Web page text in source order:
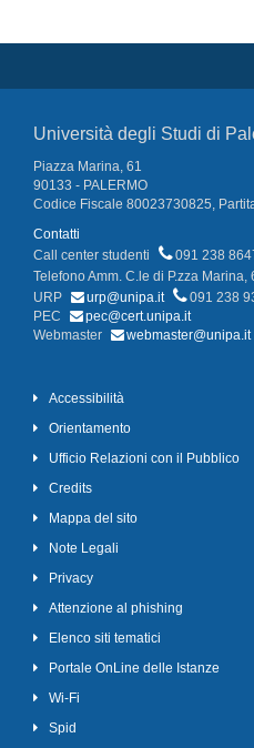
Università degli Studi di
Piazza Marina, 61
90133 - PALERMO
Codice Fiscale 80023730825,
Contatti
Call center studenti
091 238
Telefono Amm. C.le di P.zza Marina,
URP
urp@unipa.it
091 238
PEC
pec@cert.unipa.it
Webmaster
webmaster@unipa.it
Accessibilità
Orientamento
Ufficio Relazioni con il Pubblico
Credits
Mappa del sito
Note Legali
Privacy
Attenzione al phishing
Elenco siti tematici
Portale OnLine delle Istanze
Wi-Fi
Spid